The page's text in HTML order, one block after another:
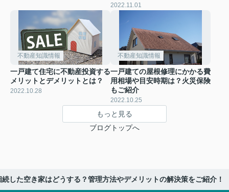
2022.11.01
不動産知識情報
一戸建て住宅に不動産投資する
メリットとデメリットとは？
2022.10.28
不動産知識情報
一戸建ての屋根修理にかかる費
用相場や目安時期は？火災保険
もご紹介
2022.10.25
もっと見る
ブログトップへ
続した空き家はどうする？管理方法やデメリットの解決策をご紹介！